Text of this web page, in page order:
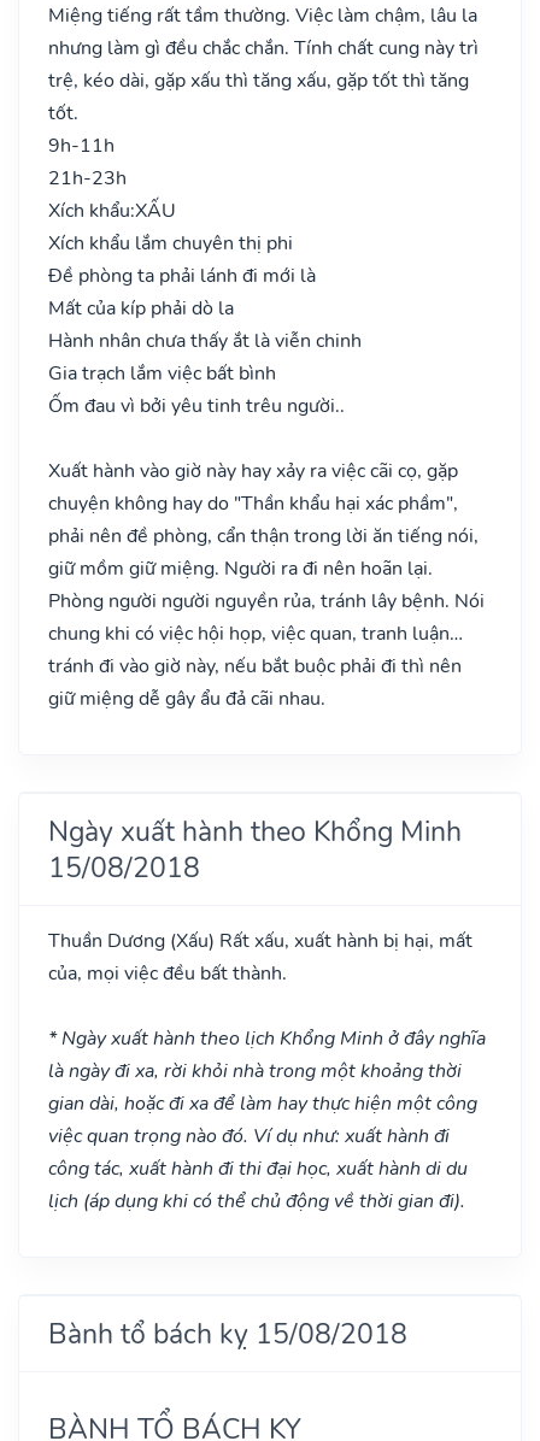
Miệng tiếng rất tầm thường. Việc làm chậm, lâu la
nhưng làm gì đều chắc chắn. Tính chất cung này trì
trệ, kéo dài, gặp xấu thì tăng xấu, gặp tốt thì tăng
tốt.
9h-11h
21h-23h
Xích khẩu:XẤU
Xích khẩu lắm chuyên thị phi
Đề phòng ta phải lánh đi mới là
Mất của kíp phải dò la
Hành nhân chưa thấy ắt là viễn chinh
Gia trạch lắm việc bất bình
Ốm đau vì bởi yêu tinh trêu người..
Xuất hành vào giờ này hay xảy ra việc cãi cọ, gặp
chuyện không hay do "Thần khẩu hại xác phầm",
phải nên đề phòng, cẩn thận trong lời ăn tiếng nói,
giữ mồm giữ miệng. Người ra đi nên hoãn lại.
Phòng người người nguyền rủa, tránh lây bệnh. Nói
chung khi có việc hội họp, việc quan, tranh luận…
tránh đi vào giờ này, nếu bắt buộc phải đi thì nên
giữ miệng dễ gây ẩu đả cãi nhau.
Ngày xuất hành theo Khổng Minh
15/08/2018
Thuần Dương (Xấu) Rất xấu, xuất hành bị hại, mất
của, mọi việc đều bất thành.
* Ngày xuất hành theo lịch Khổng Minh ở đây nghĩa
là ngày đi xa, rời khỏi nhà trong một khoảng thời
gian dài, hoặc đi xa để làm hay thực hiện một công
việc quan trọng nào đó. Ví dụ như: xuất hành đi
công tác, xuất hành đi thi đại học, xuất hành di du
lịch (áp dụng khi có thể chủ động về thời gian đi).
Bành tổ bách kỵ 15/08/2018
BÀNH TỔ BÁCH KỴ